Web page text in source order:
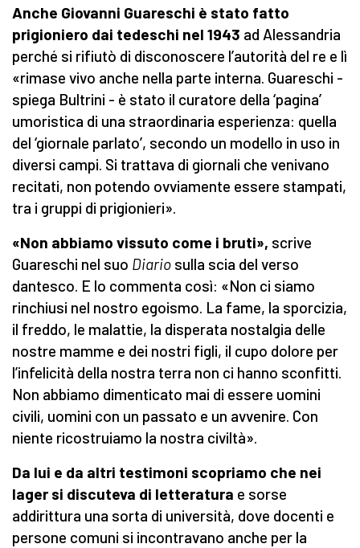
Anche Giovanni Guareschi è stato fatto
prigioniero dai tedeschi nel 1943 ad Alessandria
perché si rifiutò di disconoscere l’autorità del re e lì
«rimase vivo anche nella parte interna. Guareschi -
spiega Bultrini - è stato il curatore della ‘pagina’
umoristica di una straordinaria esperienza: quella
del ‘giornale parlato’, secondo un modello in uso in
diversi campi. Si trattava di giornali che venivano
recitati, non potendo ovviamente essere stampati,
tra i gruppi di prigionieri».
«Non abbiamo vissuto come i bruti», scrive
Guareschi nel suo Diario sulla scia del verso
dantesco. E lo commenta così: «Non ci siamo
rinchiusi nel nostro egoismo. La fame, la sporcizia,
il freddo, le malattie, la disperata nostalgia delle
nostre mamme e dei nostri figli, il cupo dolore per
l’infelicità della nostra terra non ci hanno sconfitti.
Non abbiamo dimenticato mai di essere uomini
civili, uomini con un passato e un avvenire. Con
niente ricostruiamo la nostra civiltà».
Da lui e da altri testimoni scopriamo che nei
lager si discuteva di letteratura e sorse
addirittura una sorta di università, dove docenti e
persone comuni si incontravano anche per la